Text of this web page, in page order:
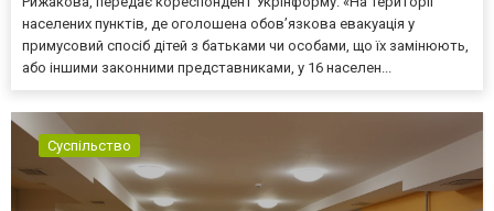
населених пунктів, де оголошена обов’язкова евакуація у
примусовий спосіб дітей з батьками чи особами, що їх замінюють,
або іншими законними представниками, у 16 населен...
Суспільство